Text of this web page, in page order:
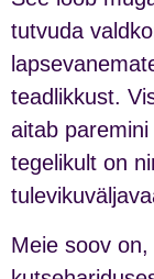
tutvuda
teadlikkust.
aitab
tegelikult on
Meie soov